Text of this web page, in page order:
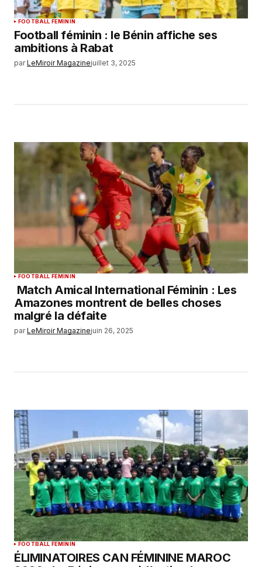
FOOTBALL FEMININ
Football féminin : le Bénin affiche ses
ambitions à Rabat
par LeMiroir Magazinejuillet 3, 2025
FOOTBALL FEMININ
Match Amical International Féminin : Les
Amazones montrent de belles choses
malgré la défaite
par LeMiroir Magazinejuin 26, 2025
FOOTBALL FEMININ
ÉLIMINATOIRES CAN FÉMININE MAROC